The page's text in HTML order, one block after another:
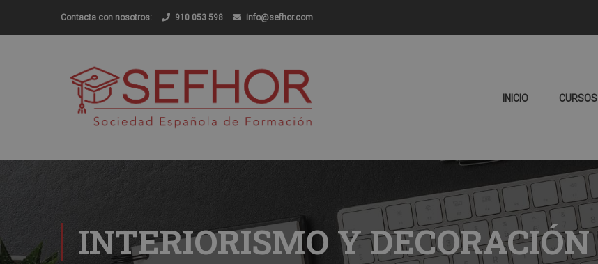
Contacta con nosotros: 910 053 598 info@sefhor.com
INICIO CURSOS
INTERIORISMO Y DECORACIÓN